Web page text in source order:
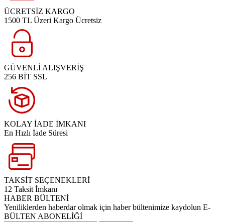
ÜCRETSİZ KARGO
1500 TL Üzeri Kargo Ücretsiz
GÜVENLİ ALIŞVERİŞ
256 BİT SSL
KOLAY İADE İMKANI
En Hızlı İade Süresi
TAKSİT SEÇENEKLERİ
12 Taksit İmkanı
HABER BÜLTENİ
Yeniliklerden haberdar olmak için haber bültenimize kaydolun E-
BÜLTEN ABONELİĞİ